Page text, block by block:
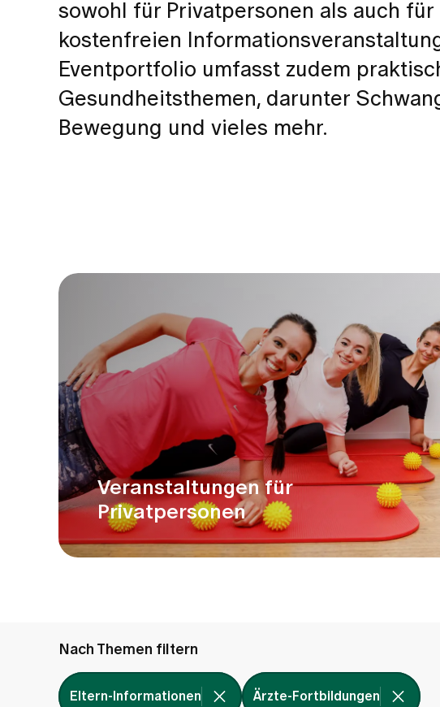
sowohl für Privatpersonen als auch
kostenfreien
Eventportfolio umfasst zudem
Gesundheitsthemen, darunter
Bewegung und vieles mehr.
Veranstaltungen für
Privatpersonen
Nach Themen filtern
Eltern-Informationen Ärzte-Fortbildungen